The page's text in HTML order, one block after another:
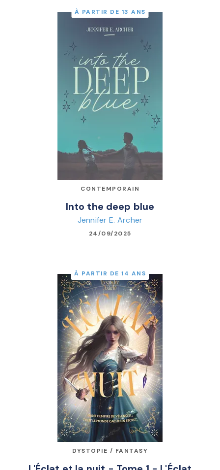
À PARTIR DE 13 ANS
CONTEMPORAIN
Into the deep blue
Jennifer E. Archer
24/09/2025
À PARTIR DE 14 ANS
DYSTOPIE / FANTASY